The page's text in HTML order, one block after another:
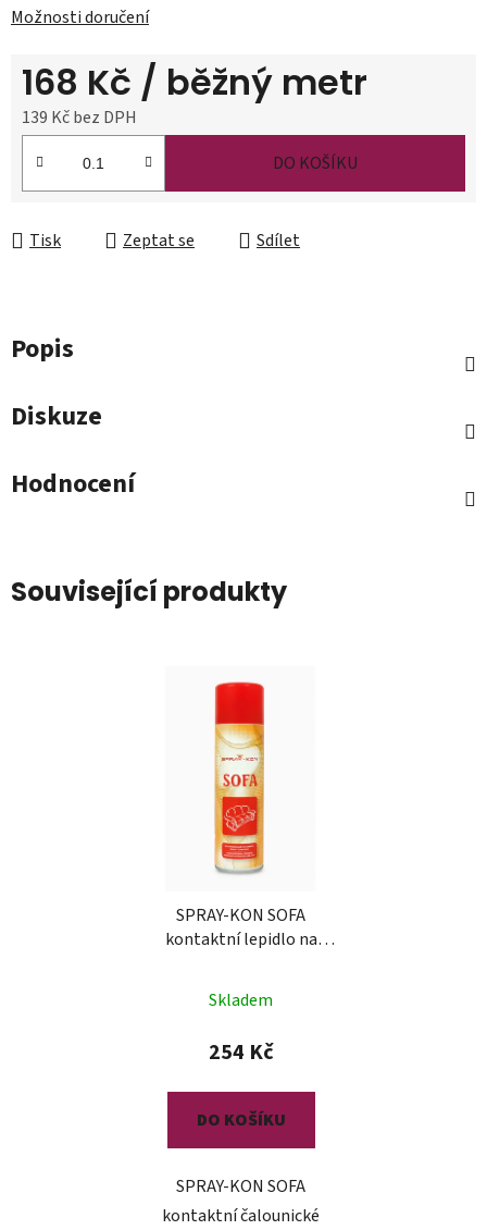
Možnosti doručení
168 Kč / běžný metr
139 Kč bez DPH
Měrná cena:
DO KOŠÍKU
Tisk Zeptat se Sdílet
Popis
Diskuze
Hodnocení
Související produkty
SPRAY-KON SOFA
kontaktní lepidlo na
Skladem
254 Kč
DO KOŠÍKU
SPRAY-KON SOFA
kontaktní čalounické